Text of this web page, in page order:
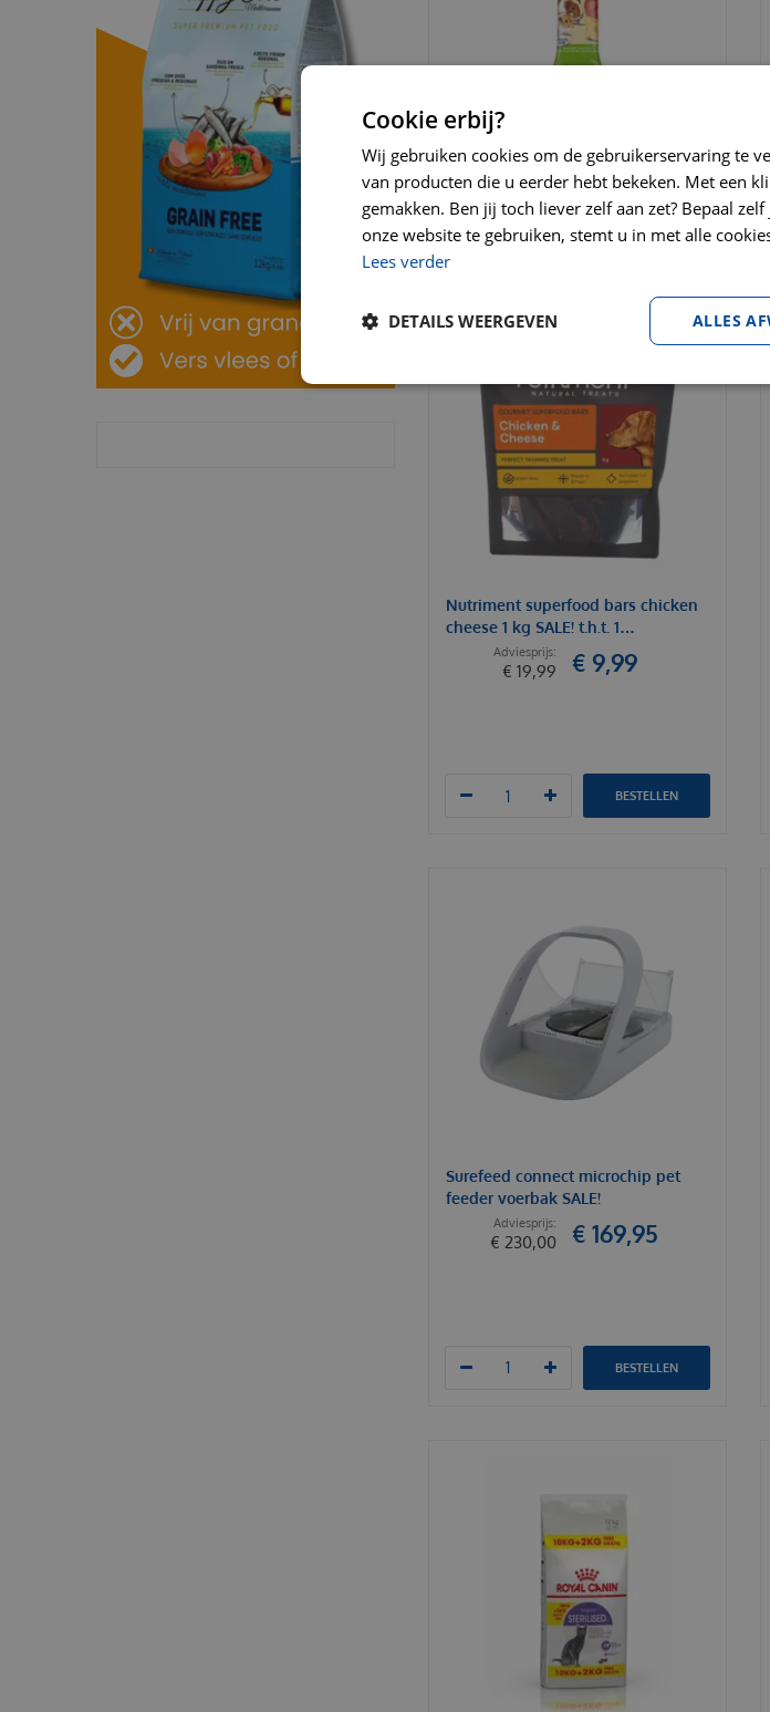
Vitakraft rollinis knaagdier fruitmix
7 stuks SALE! (THT 08…
€ 2,39 € 1,49
Nutriment superfood bars chicken
cheese 1 kg SALE! t.h.t. 1…
€ 19,99 € 9,99
BESTELLEN
Surefeed connect microchip pet
feeder voerbak SALE!
€ 230,00 € 169,95
BESTELLEN
Cookie erbij?
Wij gebruiken cookies om de gebruikerservaring te
van producten die u eerder hebt bekeken. Met een
gemakken. Ben jij toch liever zelf aan zet? Bepaal
onze website te gebruiken, stemt u in met alle
Lees verder
ALLES
DETAILS WEERGEVEN